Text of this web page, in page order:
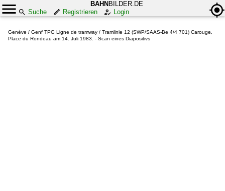
BAHN BILDER.DE
Suche
Registrieren Login
Genève / Genf TPG Ligne de tramway / Tramlinie 12 (SWP/SAAS-Be 4/4 701) Carouge,
Place du Rondeau am 14. Juli 1983. - Scan eines Diapositivs